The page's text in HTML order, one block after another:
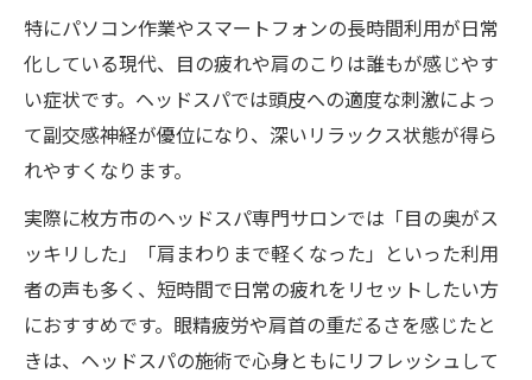
枚方のヘッドスパが眼精疲労に強い理由
自律神経を整える施術で心身をリセット
深いリラックスを叶える施術の魅力とは
ヘッドスパで心身のリラクゼーションを体
感
ドライヘッドスパの静かな癒しの魅力に迫
る
ヘッドスパ専門の施術がもたらす深い安ら
ぎ
特にパソコン作業やスマートフォンの長時間利用が日常
化している現代、目の疲れや肩のこりは誰もが感じやす
い症状です。ヘッドスパでは頭皮への適度な刺激によっ
て副交感神経が優位になり、深いリラックス状態が得ら
れやすくなります。
実際に枚方市のヘッドスパ専門サロンでは「目の奥がス
ッキリした」「肩まわりまで軽くなった」といった利用
者の声も多く、短時間で日常の疲れをリセットしたい方
におすすめです。眼精疲労や肩首の重だるさを感じたと
きは、ヘッドスパの施術で心身ともにリフレッシュして